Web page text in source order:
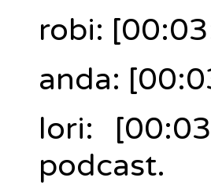
robi:
anda:
lori:
podcast.